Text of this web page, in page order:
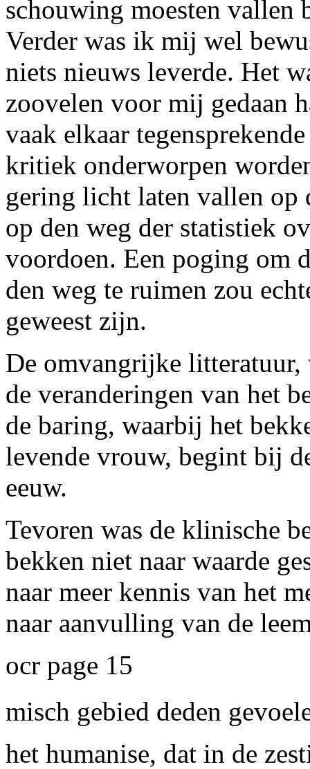
schouwing moesten
Verder was ik mij wel
niets nieuws leverde. Het
zoovelen voor mij gedaan
vaak elkaar
kritiek onderworpen
gering licht laten vallen
op den weg der statistiek
voordoen. Een poging om
den weg te ruimen zou
geweest zijn.
De omvangrijke litteratuur,
de veranderingen van het
de baring, waarbij het
levende vrouw, begint bij
eeuw.
Tevoren was de klinische
bekken niet naar waarde
naar meer kennis van het
naar aanvulling van de
ocr page 15
misch gebied deden
het humanise, dat in de